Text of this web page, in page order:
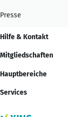
Presse
Hilfe & Kontakt
Mitgliedschaften
Hauptbereiche
Services